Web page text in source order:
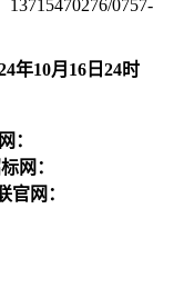
13715470276/0757-
4年10月 16 日24时
：
网：
官网：